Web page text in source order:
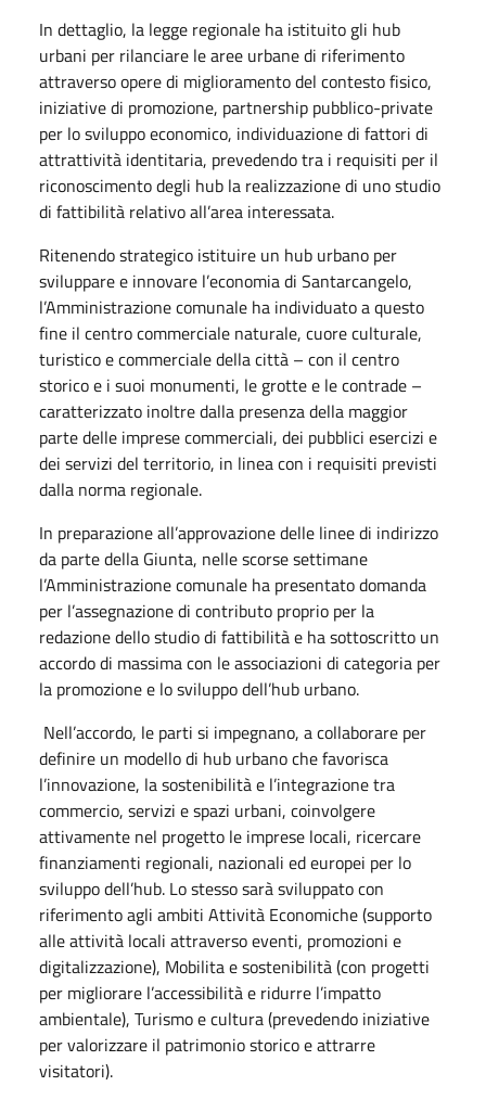
In dettaglio, la legge regionale ha istituito gli hub
urbani per rilanciare le aree urbane di riferimento
attraverso opere di miglioramento del contesto fisico,
iniziative di promozione, partnership pubblico-private
per lo sviluppo economico, individuazione di fattori di
attrattività identitaria, prevedendo tra i requisiti per il
riconoscimento degli hub la realizzazione di uno studio
di fattibilità relativo all’area interessata.
Ritenendo strategico istituire un hub urbano per
sviluppare e innovare l’economia di Santarcangelo,
l’Amministrazione comunale ha individuato a questo
fine il centro commerciale naturale, cuore culturale,
turistico e commerciale della città – con il centro
storico e i suoi monumenti, le grotte e le contrade –
caratterizzato inoltre dalla presenza della maggior
parte delle imprese commerciali, dei pubblici esercizi e
dei servizi del territorio, in linea con i requisiti previsti
dalla norma regionale.
In preparazione all’approvazione delle linee di indirizzo
da parte della Giunta, nelle scorse settimane
l’Amministrazione comunale ha presentato domanda
per l’assegnazione di contributo proprio per la
redazione dello studio di fattibilità e ha sottoscritto un
accordo di massima con le associazioni di categoria per
la promozione e lo sviluppo dell’hub urbano.
Nell’accordo, le parti si impegnano, a collaborare per
definire un modello di hub urbano che favorisca
l’innovazione, la sostenibilità e l’integrazione tra
commercio, servizi e spazi urbani, coinvolgere
attivamente nel progetto le imprese locali, ricercare
finanziamenti regionali, nazionali ed europei per lo
sviluppo dell’hub. Lo stesso sarà sviluppato con
riferimento agli ambiti Attività Economiche (supporto
alle attività locali attraverso eventi, promozioni e
digitalizzazione), Mobilita e sostenibilità (con progetti
per migliorare l’accessibilità e ridurre l’impatto
ambientale), Turismo e cultura (prevedendo iniziative
per valorizzare il patrimonio storico e attrarre
visitatori).